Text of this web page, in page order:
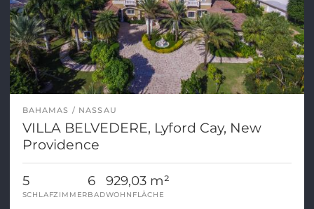
BAHAMAS NASSAU
VILLA BELVEDERE, Lyford Cay, New
Providence
5
SCHLAFZIMMER
6
BAD
929,03 m²
WOHNFLÄCHE